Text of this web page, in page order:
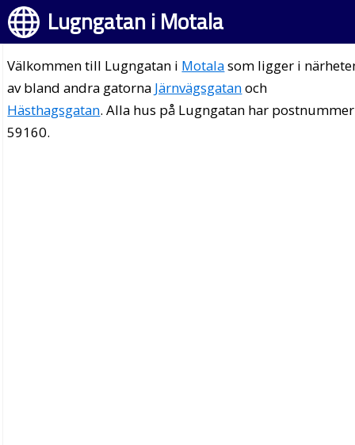
Lugngatan i Motala
Välkommen till Lugngatan i Motalasom ligger i
av bland andra gatorna Järnvägsgatanoch
Hästhagsgatan. Alla hus på Lugngatan har postnummer
59160.